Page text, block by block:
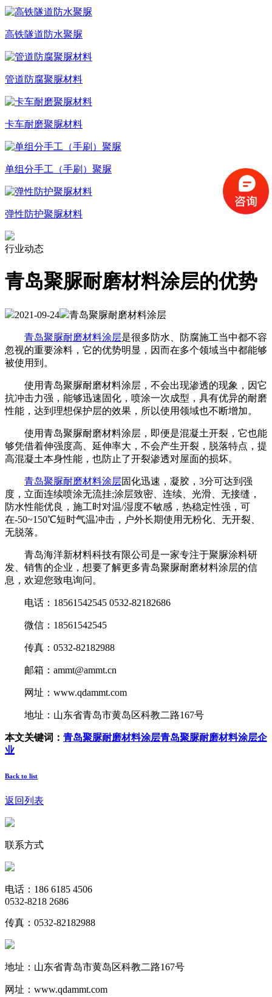
高铁隧道防水聚脲
管道防腐聚脲材料
卡车耐磨聚脲材料
单组分手工（手刷）聚脲
弹性防护聚脲材料
行业动态
青岛聚脲耐磨材料涂层的优势
2021-09-24 青岛聚脲耐磨材料涂层
青岛聚脲耐磨材料涂层是很多防水、防腐施工当中都不容
忽视的重要涂料，它的优势明显，因而在多个领域当中都能够
被使用到。
使用青岛聚脲耐磨材料涂层，不会出现渗透的现象，因它
抗冲击力强，能够迅速固化，喷涂一次成型，具有优异的耐磨
性能，达到理想保护层的效果，所以使用领域也不断增加。
使用青岛聚脲耐磨材料涂层，即便是混凝土开裂，它也能
够凭借着伸强度高、延伸率大，不会产生开裂，脱落特点，提
高混凝土本身性能，也防止了开裂渗透对屋面的损坏。
青岛聚脲耐磨材料涂层固化迅速，凝胶，3分可达到强
度，立面连续喷涂无流挂;涂层致密、连续、光滑、无接缝，
防水性能优良，施工时对温/湿度不敏感，热稳定性强，可
在-50~150℃短时气温冲击，户外长期使用无粉化、无开裂、
无脱落。
青岛海洋新材料科技有限公司是一家专注于聚脲涂料研
发、销售的企业，想要了解更多青岛聚脲耐磨材料涂层的信
息，欢迎您致电询问。
电话：18561542545 0532-82182686
微信：18561542545
传真：0532-82182988
邮箱：ammt@ammt.cn
网址：www.qdammt.com
地址：山东省青岛市黄岛区科教二路167号
本文关键词： 青岛聚脲耐磨材料涂层青岛聚脲耐磨材料涂层企
业
Back to list
返回列表
联系方式
电话：186 6185 4506
0532-8218 2686
传真：0532-82182988
地址：山东省青岛市黄岛区科教二路167号
网址：www.qdammt.com